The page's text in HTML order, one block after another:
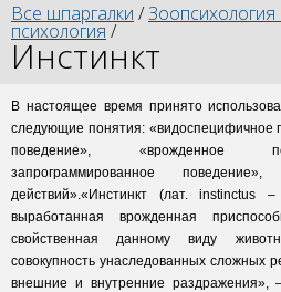
Все шпаргалки /Зоопсихология
психология /
Инстинкт
В настоящее время принято
следующие понятия: «видоспецифичное
поведение», «врожденное
запрограммированное
действий».«Инстинкт (лат. instinctus
выработанная врожденная
свойственная данному виду
совокупность унаследованных сложных
внешние и внутренние раздражения»,